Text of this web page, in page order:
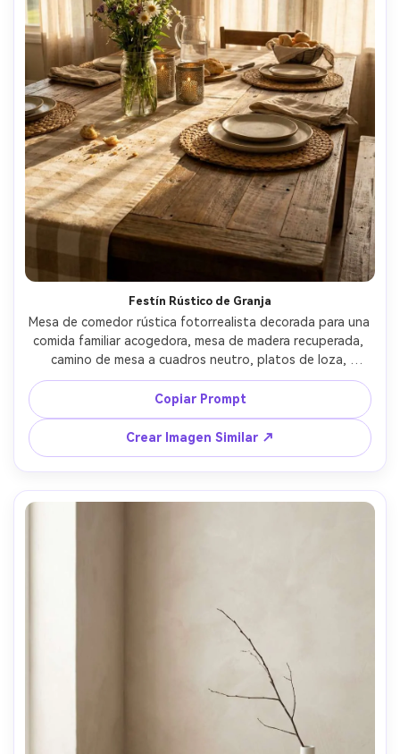
Festín Rústico de Granja
Mesa de comedor rústica fotorrealista decorada para una
comida familiar acogedora, mesa de madera recuperada,
camino de mesa a cuadros neutro, platos de loza,
individuales tejidos, faroles de velas, centro de flores
silvestres en un frasco de vidrio, cálida luz del atardecer a
través de las cortinas, Nikon D850 35mm, aspecto vivido,
textura natural de la madera y tela --ar 4:5
Copiar Prompt
Crear Imagen Similar ↗